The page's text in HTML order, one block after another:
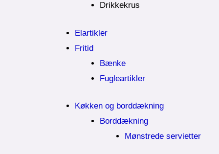
Drikkekrus
Elartikler
Fritid
Bænke
Fugleartikler
Køkken og borddækning
Borddækning
Mønstrede servietter